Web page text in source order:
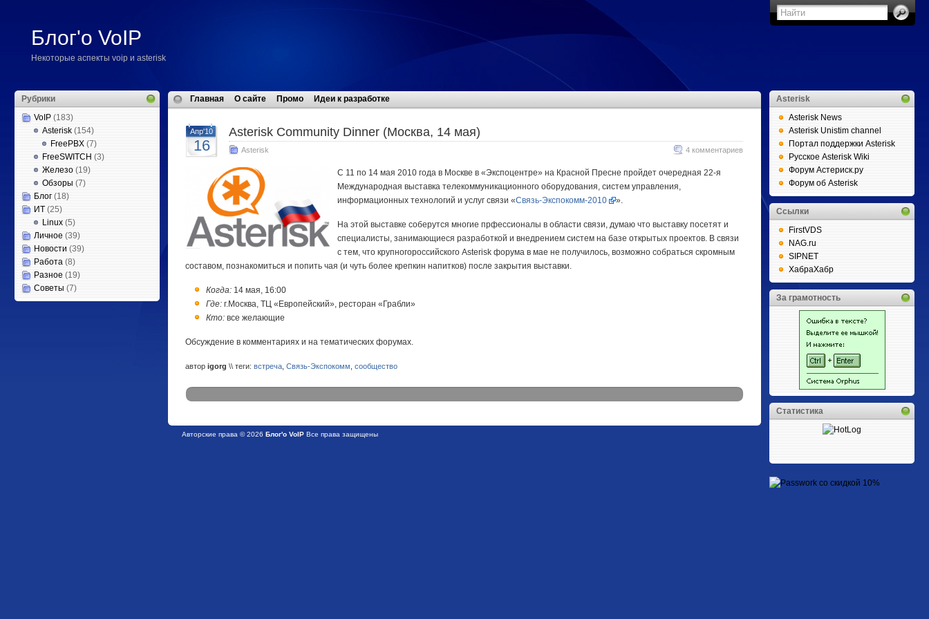
Блог'о VoIP
Некоторые аспекты voip и asterisk
Рубрики
VoIP (183)
Asterisk (154)
FreePBX (7)
FreeSWITCH (3)
Железо (19)
Обзоры (7)
Блог (18)
ИТ (25)
Linux (5)
Личное (39)
Новости (39)
Работа (8)
Разное (19)
Советы (7)
Главная О сайте Промо Идеи к разработке
Апр'10
16
Asterisk Community Dinner (Москва, 14 мая)
Asterisk 4 комментариев
C 11 по 14 мая 2010 года в Москве в «Экспоцентре» на Красной Пресне пройдет очередная 22-я
Международная выставка телекоммуникационного оборудования, систем управления,
информационных технологий и услуг связи «Связь-Экспокомм-2010 ».
На этой выставке соберутся многие прфессионалы в области связи, думаю что выставку посетят и
специалисты, занимающиеся разработкой и внедрением систем на базе открытых проектов. В связи
с тем, что крупногороссийского Asterisk форума в мае не получилось, возможно собраться скромным
составом, познакомиться и попить чая (и чуть более крепкин напитков) после закрытия выставки.
Когда: 14 мая, 16:00
Где: г.Москва, ТЦ «Европейский», ресторан «Грабли»
Кто: все желающие
Обсуждение в комментариях и на тематических форумах.
автор igorg \\ теги: встреча Связь-Экспокомм сообщество
Авторские права © 2026 Блог'о VoIP Все права защищены
Asterisk
Asterisk News
Asterisk Unistim channel
Портал поддержки Asterisk
Русское Asterisk Wiki
Форум Астериск.ру
Форум об Asterisk
Ссылки
FirstVDS
NAG.ru
SIPNET
ХабраХабр
За грамотность
Статистика